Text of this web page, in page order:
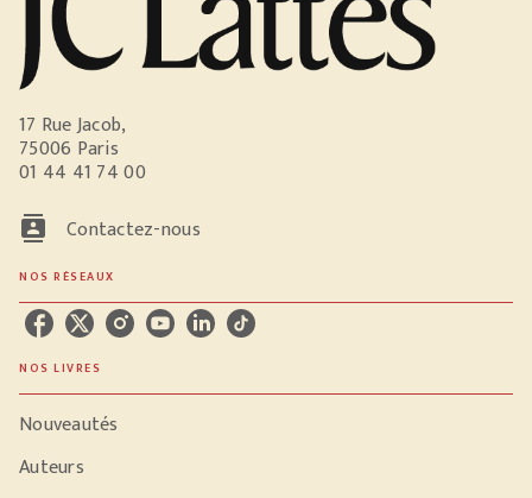
17 Rue Jacob,
75006 Paris
01 44 41 74 00
contacts Contactez-nous
NOS RÉSEAUX
NOS LIVRES
Nouveautés
Auteurs